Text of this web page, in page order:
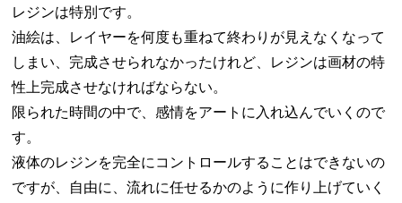
レジンは特別です。
油絵は、レイヤーを何度も重ねて終わりが見えなくなって
しまい、完成させられなかったけれど、レジンは画材の特
性上完成させなければならない。
限られた時間の中で、感情をアートに入れ込んでいくので
す。
液体のレジンを完全にコントロールすることはできないの
ですが、自由に、流れに任せるかのように作り上げていく